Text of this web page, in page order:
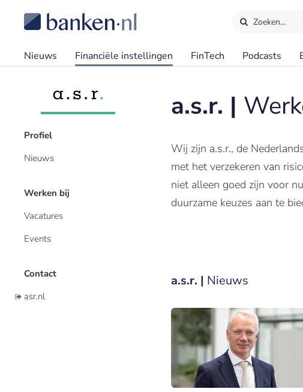
Zoeken…
Nieuws Financiële instellingen FinTech Podcasts
Profiel
Nieuws
Werken bij
Vacatures
Events
Contact
asr.nl
a.s.r. |
Wij zijn a.s.r., de
met het verzekeren van
niet alleen goed zijn voor
duurzame keuzes aan te
a.s.r. | Nieuws